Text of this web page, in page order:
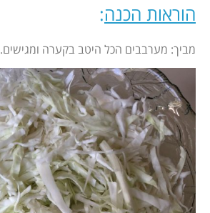
הוראות הכנה:
מביך: מערבבים הכל היטב בקערה ומגישים.